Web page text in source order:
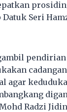
Seri
pendirian
agar
Radzi